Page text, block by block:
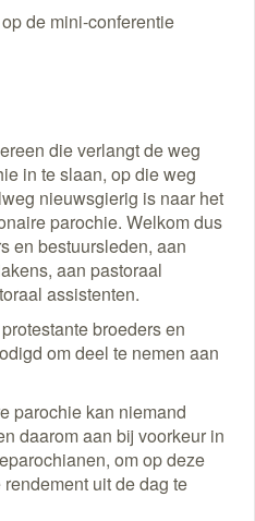
de mini-conferentie
die verlangt de weg
in te slaan, op die weg
nieuwsgierig is naar het
parochie. Welkom dus
en bestuursleden, aan
aan pastoraal
assistenten.
broeders en
om deel te nemen aan
parochie kan niemand
daarom aan bij voorkeur in
om op deze
uit de dag te